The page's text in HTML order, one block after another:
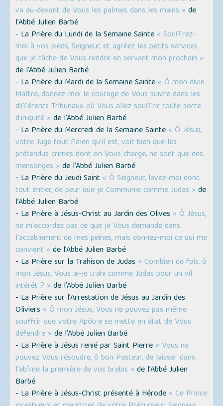
va au-devant de Vous les palmes dans les mains » de
l’Abbé Julien Barbé
- La Prière du Lundi de la Semaine Sainte « Souffrez-
moi à vos pieds, Seigneur, et agréez les petits services
que je tâche de Vous rendre en servant mon prochain »
de l’Abbé Julien Barbé
- La Prière du Mardi de la Semaine Sainte « Ô mon divin
Maître, donnez-moi le courage de Vous suivre dans les
différents Tribunaux où Vous allez souffrir toute sorte
d'iniquité » de l’Abbé Julien Barbé
- La Prière du Mercredi de la Semaine Sainte « Ô Jésus,
votre Juge tout Païen qu'il est, voit bien que les
prétendus crimes dont on Vous charge, ne sont que des
mensonges » de l’Abbé Julien Barbé
- La Prière du Jeudi Saint « Ô Seigneur, lavez-moi donc
tout entier, de peur que je Communie comme Judas » de
l’Abbé Julien Barbé
- La Prière à Jésus-Christ au Jardin des Olives « Ô Jésus,
ne m'accordez pas ce que je Vous demande dans
l'accablement de mes peines, mais donnez-moi ce qui me
convient » de l’Abbé Julien Barbé
- La Prière sur la Trahison de Judas « Combien de fois, ô
mon Jésus, Vous ai-je trahi comme Judas pour un vil
intérêt ? » de l’Abbé Julien Barbé
- La Prière sur l’Arrestation de Jésus au Jardin des
Oliviers « Ô mon Jésus, Vous ne pouvez pas même
souffrir que votre Apôtre se mette en état de Vous
défendre » de l’Abbé Julien Barbé
- La Prière à Jésus renié par Saint Pierre « Vous ne
pouvez Vous résoudre, ô bon Pasteur, de laisser dans
l'abîme la première de vos brebis » de l’Abbé Julien
Barbé
- La Prière à Jésus-Christ présenté à Hérode « Ce Prince